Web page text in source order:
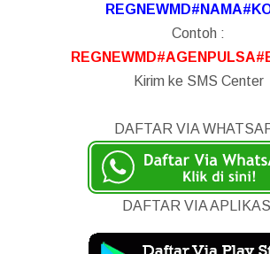
Contoh :
Kirim ke SMS Center
DAFTAR VIA
DAFTAR VIA APLIKASI